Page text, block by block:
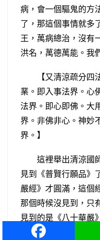
病，會一個驅鬼的方
了，那這個事情就多
王，萬病總治，沒有
洪名，萬德萬能。我
【又清涼疏分四法
業。即入事法界。心
法界。即心即佛。大
界。非佛非心。神妙
界。】
這裡舉出清涼國師
見到《普賢行願品》
嚴經》才圓滿，這個
那個時候沒見到，只
見到的是《八十華嚴
宗。等到清涼國師，